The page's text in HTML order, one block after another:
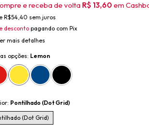
e receba de volta R$ 13,60 em
R$54,40 sem juros
descontopagando com Pix
mais detalhes
opções: Lemon
Pontilhado (Dot Grid)
(Dot Grid)